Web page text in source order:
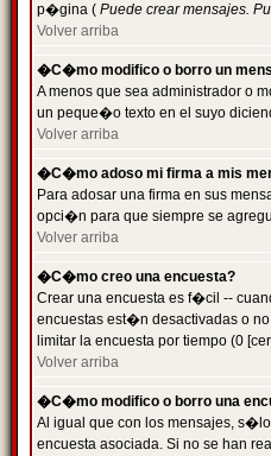
p�gina ( Puede crear mensajes.
Volver arriba
�C�mo modifico o borro un
A menos que sea administrador o
un peque�o texto en el suyo
Volver arriba
�C�mo adoso mi firma a mis
Para adosar una firma en sus
opci�n para que siempre se
Volver arriba
�C�mo creo una encuesta?
Crear una encuesta es f�cil --
encuestas est�n desactivadas o
limitar la encuesta por tiempo (0
Volver arriba
�C�mo modifico o borro una
Al igual que con los mensajes,
encuesta asociada. Si no se han